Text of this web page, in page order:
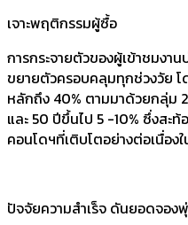
เจาะพฤติกรรมผู้ซื้อ
การกระจายตัวของผู้เข้าชมงา
ขยายตัวครอบคลุมทุกช่วงวัย
หลักถึง 40% ตามมาด้วยกลุ่ม
และ 50 ปีขึ้นไป 5 -10% ซึ่งสะ
คอนโดฯที่เติบโตอย่างต่อเนื่อง
ปัจจัยความสำเร็จ ดันยอดจองพุ่